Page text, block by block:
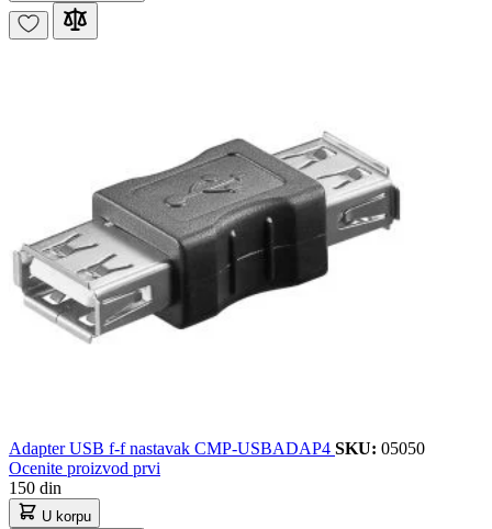
Adapter USB f-f nastavak CMP-USBADAP4 SKU: 05050
Ocenite proizvod prvi
150 din
U korpu